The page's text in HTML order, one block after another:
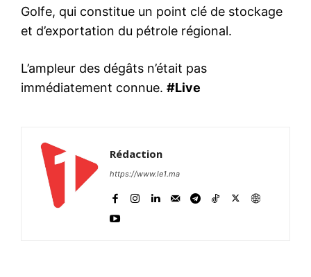
Golfe, qui constitue un point clé de stockage
et d’exportation du pétrole régional.
L’ampleur des dégâts n’était pas
immédiatement connue. #Live
Rédaction
https://www.le1.ma